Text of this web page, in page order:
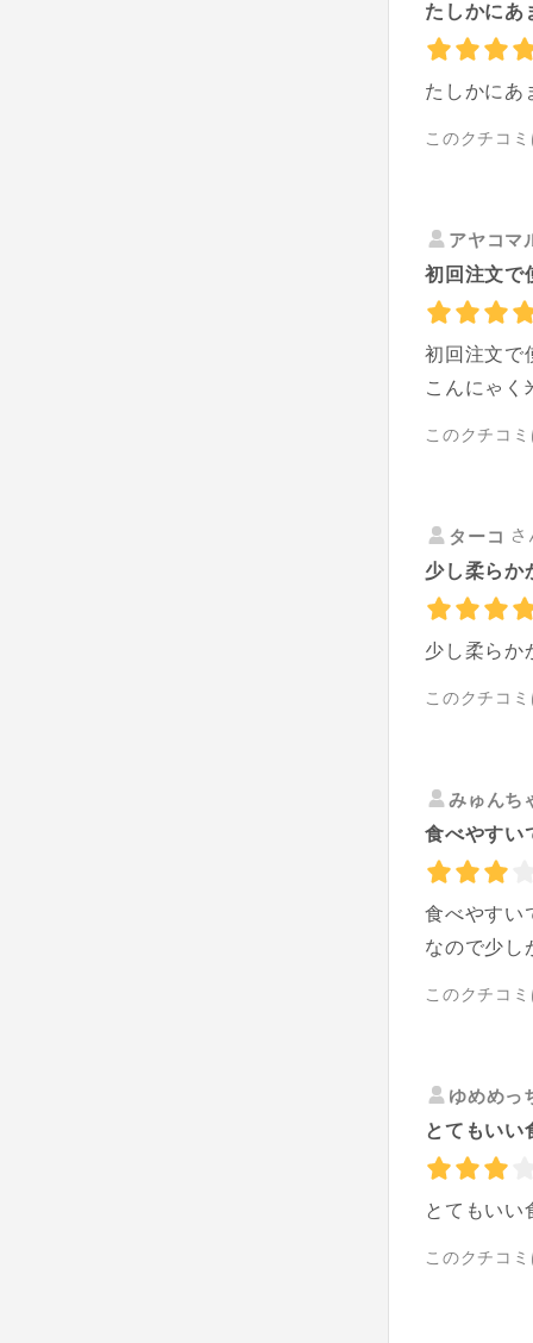
たしかにあ
たしかにあ
このクチコ
アヤコマ
初回注文で
初回注文で
こんにゃく
このクチコ
ターコ
少し柔らか
少し柔らか
このクチコ
みゅんち
食べやすい
食べやすい
なので少し
このクチコ
ゆめめっ
とてもいい
とてもいい
このクチコ